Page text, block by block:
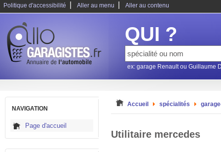
Politique d'accessibilité Aller au menu Aller au contenu
QUI ?
ex: garage Renault ou Guillaume
NAVIGATION
Page d'accueil
Accueil spécialités
Utilitaire mercedes